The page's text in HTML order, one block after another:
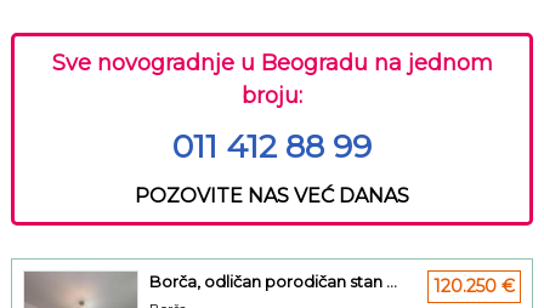
Sve novogradnje u Beogradu na jednom
broju:
011 412 88 99
POZOVITE NAS VEĆ DANAS
Borča, odličan porodičan stan ... 120.250 €